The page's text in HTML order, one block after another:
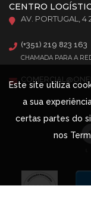
CENTRO
AV. PORTUGAL, 4
(+351) 219 823 163
CHAMADA PARA A
Este site utiliza
a sua
certas partes do
nos